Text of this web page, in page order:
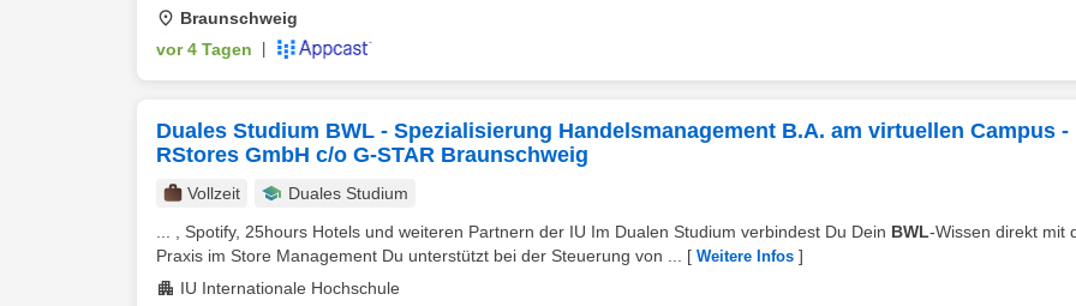
Braunschweig
vor 4 Tagen
Duales Studium BWL - Spezialisierung Handelsmanagement B.A. am virtuellen Campus -
RStores GmbH c/o G-STAR Braunschweig
Vollzeit
Duales Studium
... , Spotify, 25hours Hotels und weiteren Partnern der IU Im Dualen Studium verbindest Du Dein BWL-Wissen direkt mit
Praxis im Store Management Du unterstützt bei der Steuerung von ...
[ Weitere Infos ]
IU Internationale Hochschule